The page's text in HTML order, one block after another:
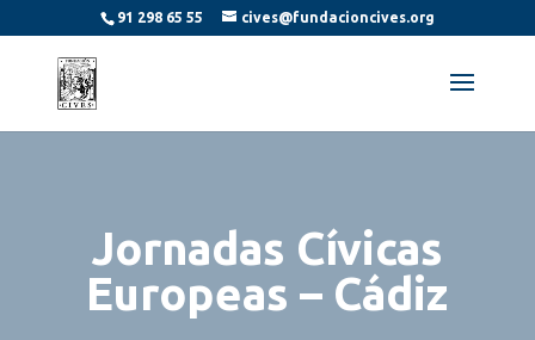
91 298 65 55 cives@fundacioncives.org
Jornadas Cívicas
Europeas – Cádiz